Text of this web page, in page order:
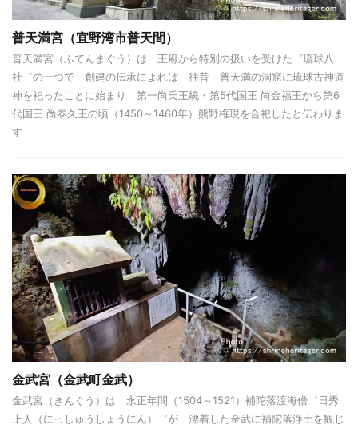
普天満宮（宜野湾市普天間）
普天満宮（ふてんまぐう）は 王府から特別の扱いを受けた゛琉球八
社゛の一つで 創建の伝承によれば 往昔 普天満の洞窟に琉球古神道
神を祀ったことに始まり 第一尚氏王統・第5代国王 尚金福王から第6
代国王 尚泰久王の頃（1450～1460年）熊野権現を合祀したと伝わりま
す
金武宮（金武町金武）
金武宮（きんぐう）は 永正年間（1504～1521）補陀落渡海僧゛日秀
上人（にっしゅうしょうにん）゛が 漂着した金武に補陀落浄土を観じ